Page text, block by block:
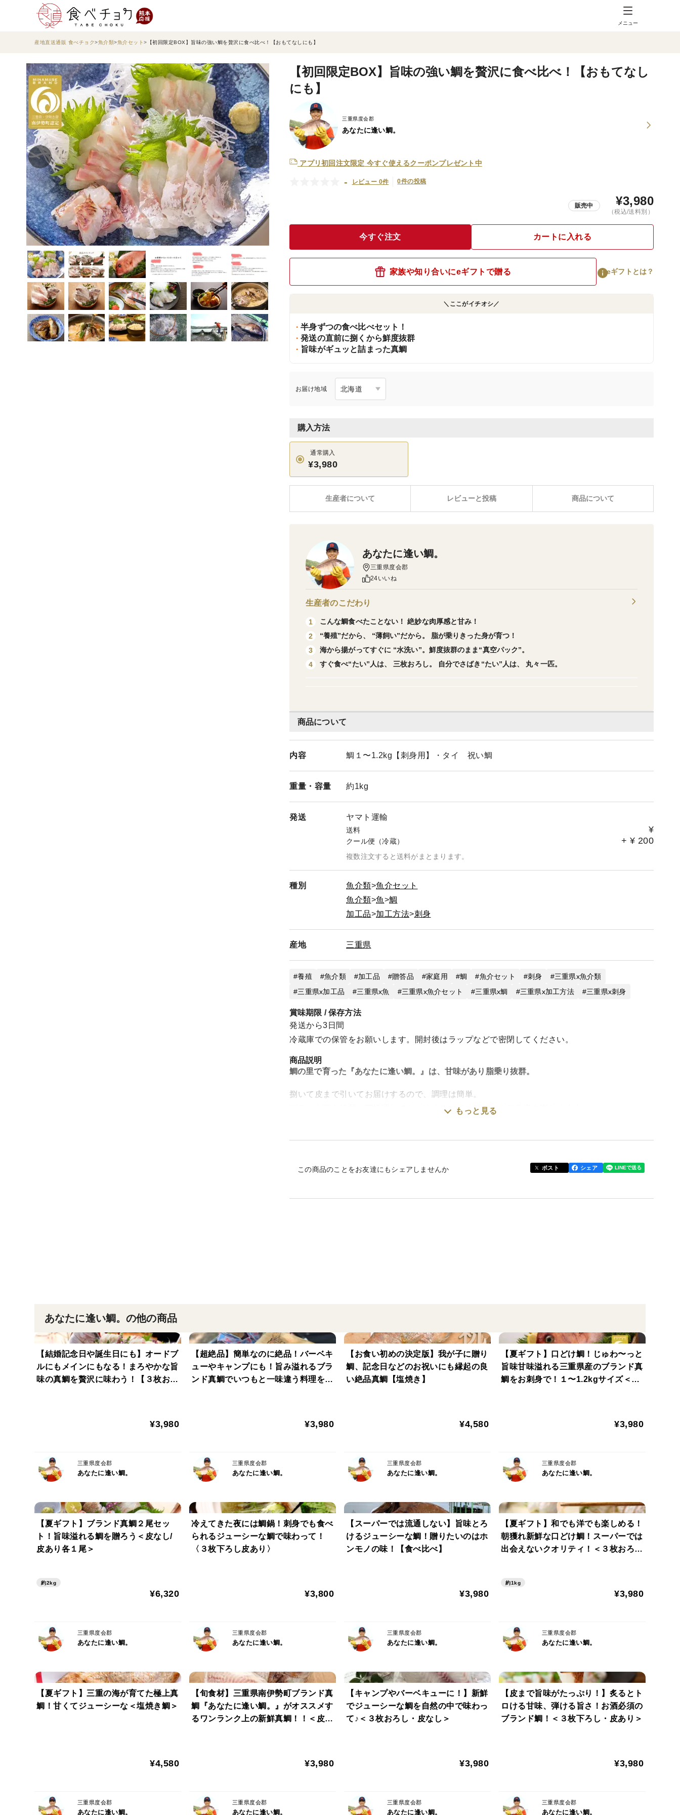
メニュー
産地直送通販 食べチョク 魚介類 魚介セット 【初回限定BOX】旨味の強い鯛を贅沢に食べ比べ！【おもてなしにも】
【初回限定BOX】旨味の強い鯛を贅沢に食べ比べ！【おもてなし
にも】
三重県度会郡
あなたに逢い鯛。
アプリ初回注文限定 今すぐ使えるクーポンプレゼント中
- レビュー 0件 0件の投稿
販売中 ¥3,980
（税込/送料別）
今すぐ注文 カートに入れる
家族や知り合いにeギフトで贈る eギフトとは？
＼ここがイチオシ／
半身ずつの食べ比べセット！
発送の直前に捌くから鮮度抜群
旨味がギュッと詰まった真鯛
お届け地域
購入方法
通常購入
¥3,980
レビューと投稿 商品について
生産者について
商品について
内容 鯛１〜1.2kg【刺身用】・タイ 祝い鯛
重量・ 容量 約1kg
発送 ヤマト運輸
送料 ¥
クール便（冷蔵） + ¥ 200
複数注文すると送料がまとまります。
種別 魚介類 魚介セット
魚介類 魚
鯛
加工品
加工方法 刺身
産地 三重県
養殖 魚介類 加工品 贈答品 家庭用 鯛 魚介セット 刺身
三重県x魚介類
三重県x加工品
三重県x魚 三重県x魚介セット 三重県x鯛 三重県x加工方法 三重県x刺身
賞味期限 / 保存方法
発送から3日間
冷蔵庫での保管をお願いします。開封後はラップなどで密閉してください。
商品説明
鯛の里で育った『あなたに逢い鯛。』は、甘味があり脂乗り抜群。
捌いて皮まで引いてお届けするので、調理は簡単。
アラ・お頭も綺麗に下処理しておつけするので、鯛めしやアラ煮を楽しめます。
皮に旨味が詰まっているから、皮ありのリピーターさんも多いんですよ♪
そんな恵みの土地から、産地直送でお送りします。
-------------------------------------------------------
“養殖”だから、“薄飼い”だから。
べ具合や体調のチェックを行っているため、一年中栄養状態がよく、どの季節も脂がしっかり
んなく餌が行きわたる環境を保ちつづけています。
とろけるような、やわらかさ。
-------------------------------------------------------
うろこを傷つけないように丁寧にすくい上げた真鯛を、海のすぐそばの調理場で、その日のうち
肉のやわらかさのバランスが絶妙な1〜1.2kgの鯛を厳選してお届けします。
海から揚がってすぐに “水洗い”。
鮮度抜群のまま“真空パック”。
水洗いとは、魚のエラとハラ（内臓）を取り出す下処理のこと。養殖場にある調理場ですぐに水
洗いして、真空パックすることで、鯛の身は海から揚がったままの鮮度を保ち、その後の調理も
スムーズになります。熟練の料理人の手仕事と、専用の機械を組み合わせて、真鯛をいちばん良
い状態でお届けできるように努めています。
一匹】。内臓とウロコはきれいに除去しているので、台所も汚れません！
もっと見る
この商品のことをお友達にもシェアしませんか ポスト シェア
あなたに逢い鯛。
三重県度会郡
24いいね
生産者のこだわり
1
こんな鯛食べたことない！ 絶妙な肉厚感と甘み！
2
“養殖”だから、 “薄飼い”だから。 脂が乗りきった身が育つ！
3
海から揚がってすぐに “水洗い”。鮮度抜群のまま“真空パック”。
4
すぐ食べ“たい”人は、 三枚おろし。 自分でさばき“たい”人は、 丸々一匹。
あなたに逢い鯛。の他の商品
【結婚記念日や誕生日にも】オードブ
ルにもメインにもなる！まろやかな旨
味の真鯛を贅沢に味わう！【３枚おろ
¥3,980
三重県度会郡
あなたに逢い鯛。
【超絶品】簡単なのに絶品！バーベキ
ューやキャンプにも！旨み溢れるブラ
ンド真鯛でいつもと一味違う料理を楽
¥3,980
三重県度会郡
あなたに逢い鯛。
【お食い初めの決定版】我が子に贈り
鯛、記念日などのお祝いにも縁起の良
い絶品真鯛【塩焼き】
¥4,580
三重県度会郡
あなたに逢い鯛。
【夏ギフト】口どけ鯛！じゅわ〜っと
旨味甘味溢れる三重県産のブランド真
鯛をお刺身で！１〜1.2kgサイズ＜１
¥3,980
三重県度会郡
あなたに逢い鯛。
【夏ギフト】ブランド真鯛２尾セッ
ト！旨味溢れる鯛を贈ろう＜皮なし/
皮あり各１尾＞
約2kg
¥6,320
三重県度会郡
あなたに逢い鯛。
冷えてきた夜には鯛鍋！刺身でも食べ
られるジューシーな鯛で味わって！
〈３枚下ろし皮あり〉
¥3,800
三重県度会郡
あなたに逢い鯛。
【スーパーでは流通しない】旨味とろ
けるジューシーな鯛！贈りたいのはホ
ンモノの味！【食べ比べ】
¥3,980
三重県度会郡
あなたに逢い鯛。
【夏ギフト】和でも洋でも楽しめる！
朝獲れ新鮮な口どけ鯛！スーパーでは
出会えないクオリティ！＜３枚おろ
約1kg
¥3,980
三重県度会郡
あなたに逢い鯛。
【夏ギフト】三重の海が育てた極上真
鯛！甘くてジューシーな＜塩焼き鯛＞
¥4,580
三重県度会郡
あなたに逢い鯛。
【旬食材】三重県南伊勢町ブランド真
鯛『あなたに逢い鯛。』がオススメす
るワンランク上の新鮮真鯛！！＜皮な
¥3,980
三重県度会郡
あなたに逢い鯛。
【キャンプやバーベキューに！】新鮮
でジューシーな鯛を自然の中で味わっ
て♪＜３枚おろし・皮なし＞
¥3,980
三重県度会郡
あなたに逢い鯛。
【皮まで旨味がたっぷり！】炙るとト
ロける甘味、弾ける旨さ！お酒必須の
ブランド鯛！＜３枚下ろし・皮あり＞
¥3,980
三重県度会郡
あなたに逢い鯛。